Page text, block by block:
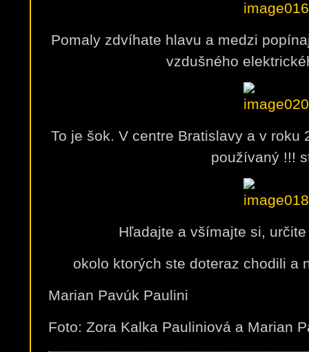
Pomaly zdvíhate hlavu a medzi
vzdušného
To je šok. V centre Bratislavy a v roku
používaný !!!
Hľadajte a všímajte si,
okolo ktorých ste doteraz chodili
Marian Pavúk Paulini
Foto: Zora Kalka Pauliniová a Marian